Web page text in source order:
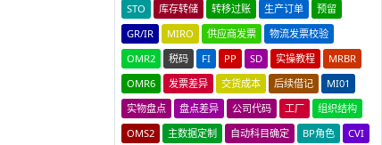
STO
库存转储 转移过账 生产订单
预留
GR/IR
MIRO 供应商发票
物流发票校验
OMR2
税码 FI PP SD 实操教程
MRBR
OMR6
发票差异 交货成本 后续借记
MI01
实物盘点
盘点差异 公司代码 工厂
组织结构
OMS2
主数据定制 自动科目确定 BP角色
CVI